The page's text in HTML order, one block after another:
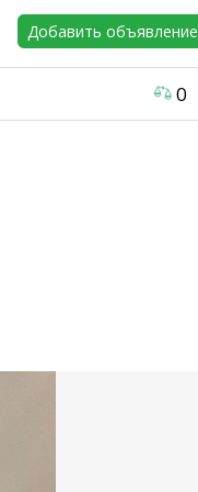
Добавить объявление
0